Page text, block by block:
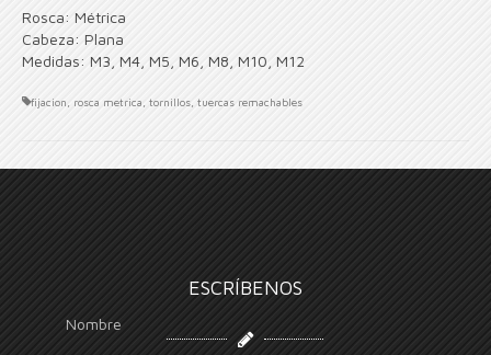
Rosca: Métrica
Cabeza: Plana
Medidas: M3, M4, M5, M6, M8, M10, M12
fijacion rosca metrica tornillos tuercas remachables
ESCRÍBENOS
Nombre